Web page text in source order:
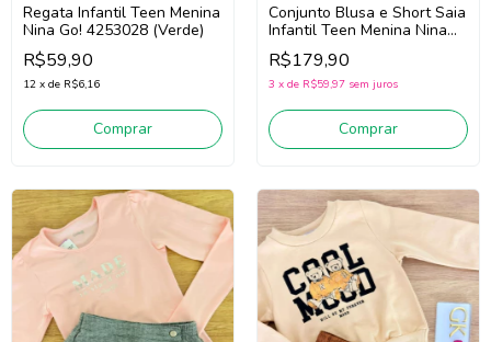
Regata Infantil Teen Menina
Nina Go! 4253028 (Verde)
R$59,90
12 x de R$6,16
Comprar
Conjunto Blusa e Short Saia
Infantil Teen Menina Nina
Go! 2263036 (Preto/Off
White)
R$179,90
3 x de R$59,97 sem juros
Comprar